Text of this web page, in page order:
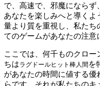
で、高速で、邪魔にならず
あなたを楽しみへと導く
量より質を重視し、私た
てのゲームがあなたの注意
ここでは、何千ものクロ
ちはラグドールヒット棒人間 を
があなたの時間に値する
らです。それが私たちの